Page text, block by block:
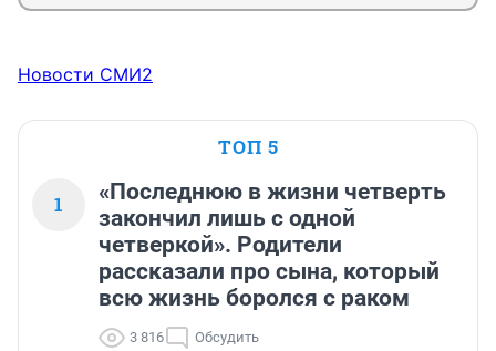
Новости СМИ2
ТОП 5
1
«Последнюю в жизни четверть
закончил лишь с одной
четверкой». Родители
рассказали про сына, который
всю жизнь боролся с раком
3 816 Обсудить